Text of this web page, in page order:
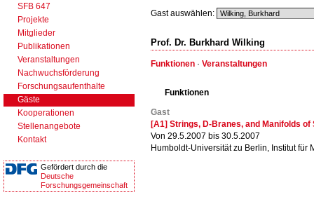
SFB 647
Projekte
Mitglieder
Publikationen
Veranstaltungen
Nachwuchsförderung
Forschungsaufenthalte
Gäste
Kooperationen
Stellenangebote
Kontakt
Gefördert durch die
Deutsche
Forschungsgemeinschaft
Gast auswählen:
Prof. Dr. Burkhard Wilking
Funktionen · Veranstaltungen
Funktionen
Gast
[A1] Strings, D-Branes, and Manifolds of
Von 29.5.2007 bis 30.5.2007
Humboldt-Universität zu Berlin, Institut für